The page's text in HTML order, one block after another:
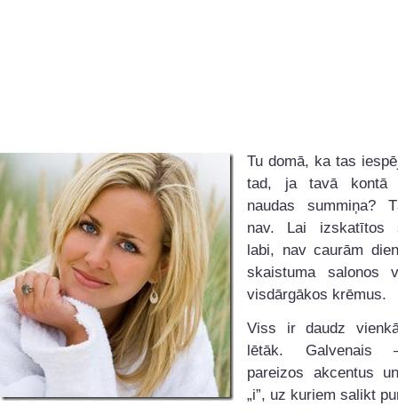
Tu domā, ka tas
tad, ja tavā kontā
naudas summiņa?
nav. Lai izskatītos
labi, nav caurām
skaistuma salonos
visdārgākos krēmus.
Viss ir daudz
lētāk. Galvenais
pareizos akcentus
„i”, uz kuriem salikt